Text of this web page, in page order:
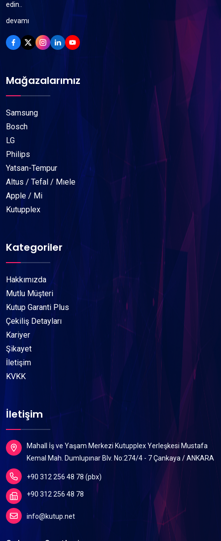
edin..
devamı
Mağazalarımız
Samsung
Bosch
LG
Philips
Yatsan-Tempur
Altus / Tefal / Mıele
Apple / Mi
Kutupplex
Kategoriler
Hakkımızda
Mutlu Müşteri
Kutup Garanti Plus
Çekiliş Detayları
Kariyer
Şikayet
İletişim
KVKK
İletişim
Mahall İş ve Yaşam Merkezi Kutupplex Yerleşkesi Mustafa
Kemal Mah. Dumlupınar Blv. No:274/4 - 7 Çankaya / ANKARA
+90 312 256 48 78 (pbx)
+90 312 256 48 78
info@kutup.net